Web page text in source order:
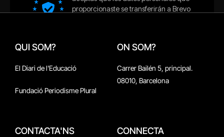
QUI SOM?
El Diari de l'Educació
Fundació Periodisme Plural
ON SOM?
Carrer Bailén 5, principal.
08010, Barcelona
CONTACTA'NS CONNECTA